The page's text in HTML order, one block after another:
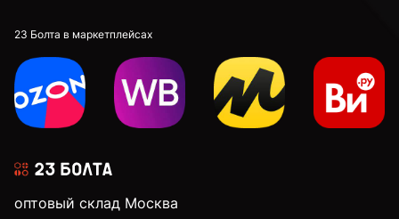
23 Болта в маркетплейсах
оптовый склад Москва